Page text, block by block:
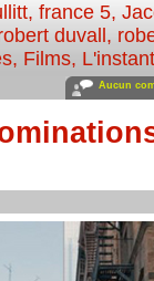
,france 5,
duvall ,
, Films,
Aucun